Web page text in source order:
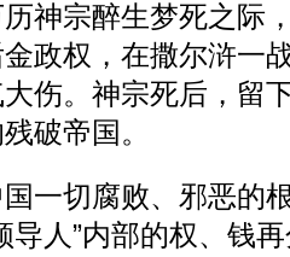
神宗醉生梦死之际
政权，在撒尔浒一
伤。神宗死后，留
破帝国。
一切腐败、邪恶的
导人”内部的权、钱